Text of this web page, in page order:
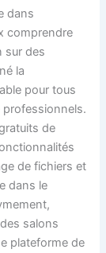
dans
comprendre
sur des
la
pour tous
professionnels.
de
de fichiers et
dans le
salons
plateforme de